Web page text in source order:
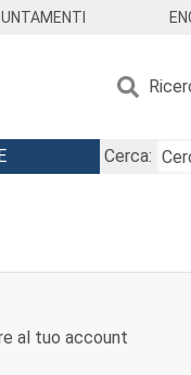
Cerca:
al tuo account